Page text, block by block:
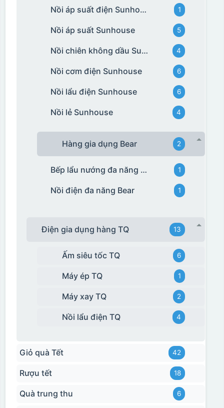
Nồi áp suất điện Sunhouse 1
Nồi áp suất Sunhouse 5
Nồi chiên không dầu Sunhouse 4
Nồi cơm điện Sunhouse 6
Nồi lẩu điện Sunhouse 6
Nồi lẻ Sunhouse 4
Hàng gia dụng Bear 2
Bếp lẩu nướng đa năng Bear 1
Nồi điện đa năng Bear 1
Điện gia dụng hàng TQ 13
Ấm siêu tốc TQ 6
Máy ép TQ 1
Máy xay TQ 2
Nồi lẩu điện TQ 4
Giỏ quà Tết 42
Rượu tết 18
Quà trung thu 6